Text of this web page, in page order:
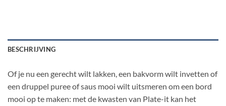
BESCHRIJVING
Of je nu een gerecht wilt lakken, een bakvorm wilt invetten of
een druppel puree of saus mooi wilt uitsmeren om een bord
mooi op te maken: met de kwasten van Plate-it kan het